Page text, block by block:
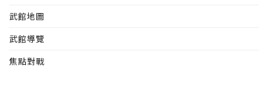
武館地圖
武館導覽
焦點對戰